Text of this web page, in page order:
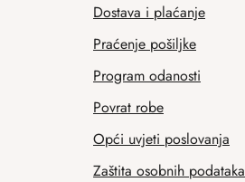
Dostava i plaćanje
Praćenje pošiljke
Program odanosti
Povrat robe
Opći uvjeti poslovanja
Zaštita osobnih podataka